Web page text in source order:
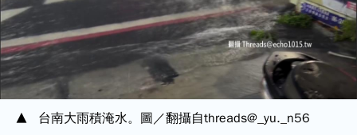
台南大雨積淹水。圖／翻攝自threads@_yu._n56